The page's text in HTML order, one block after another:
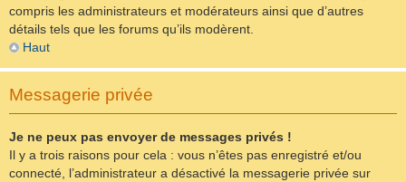
compris les administrateurs et modérateurs ainsi que d’autres
détails tels que les forums qu’ils modèrent.
Haut
Messagerie privée
Je ne peux pas envoyer de messages privés !
Il y a trois raisons pour cela : vous n’êtes pas enregistré et/ou
connecté, l’administrateur a désactivé la messagerie privée sur